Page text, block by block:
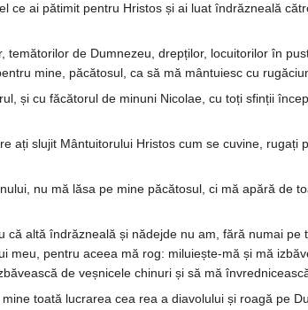
ce ai pătimit pentru Hristos și ai luat îndrăzneală
de Dum­­ne­zeu, drepți­lor, locuitorilor în
mine, pă­că­tosul, ca să mă mântuiesc cu
și cu făcătorul de minuni Ni­colae, cu toți sfinții
ați slujit Mân­tui­to­rului Hristos cum se cuvine, ru­gați
nu mă lăsa pe mine pă­cătosul, ci mă apără de
altă îndrăzneală și nă­dejde nu am, fără numai pe
pentru aceea mă rog: mi­luiește-mă și mă
de veșnicele chinuri și să mă
toată lucrarea cea rea a diavolului și roagă pe